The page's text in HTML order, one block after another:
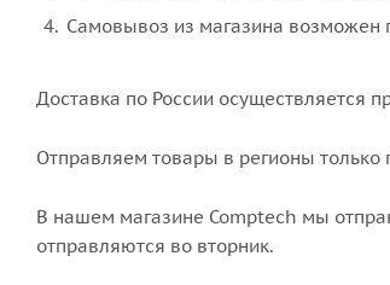
Самовывоз из магазина возможен
Доставка по России осуществляется
Отправляем товары в регионы только
В нашем магазине Comptech мы
отправляются во вторник.